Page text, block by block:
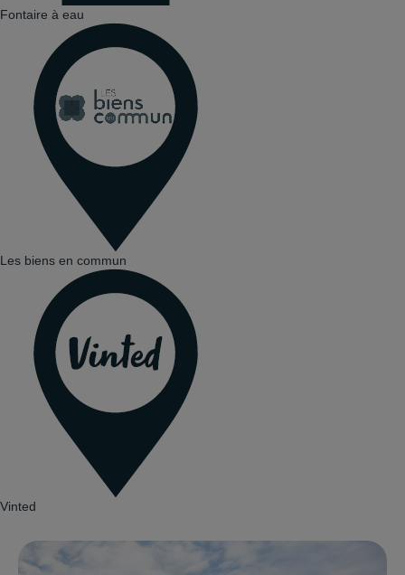
Fontaire à eau
Les biens en commun
Vinted